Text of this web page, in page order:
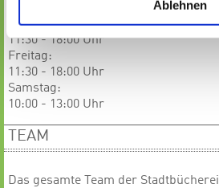
Ablehnen
​​​​​​Donnerstag:
11:30 - 18:00 Uhr
Freitag:
11:30 - 18:00 Uhr
Samstag:
10:00 - 13:00 Uhr
TEAM
Das gesamte Team der Stadtbücherei